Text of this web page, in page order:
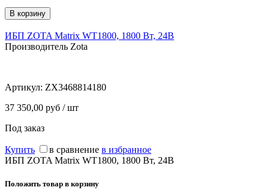
ИБП ZOTA Matrix WT1800, 1800 Вт, 24В
Производитель Zota
Артикул: ZX3468814180
37 350,00 руб / шт
Под заказ
Купить в сравнение в избранное
ИБП ZOTA Matrix WT1800, 1800 Вт, 24В
Положить товар в корзину